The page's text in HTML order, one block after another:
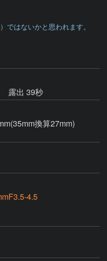
ではないかと思われます。
露出 39秒
換算27mm)
4.5